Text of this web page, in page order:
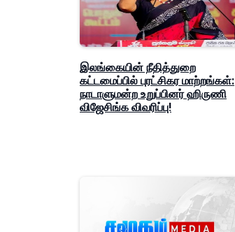
இலங்கையின் நீதித்துறை
கட்டமைப்பில் புரட்சிகர மாற்றங்கள்:
நாடாளுமன்ற உறுப்பினர் ஹிருணி
விஜேசிங்க விவரிப்பு!